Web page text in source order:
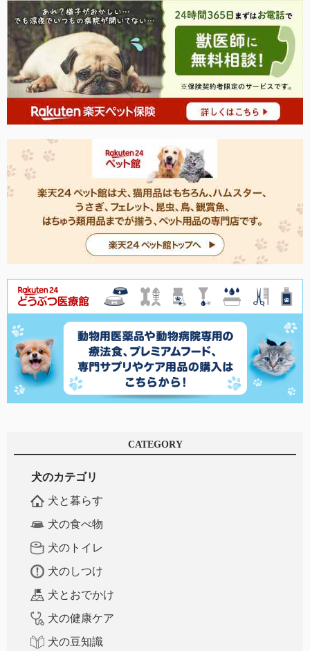
CATEGORY
犬のカテゴリ
犬と暮らす
犬の食べ物
犬のトイレ
犬のしつけ
犬とおでかけ
犬の健康ケア
犬の豆知識